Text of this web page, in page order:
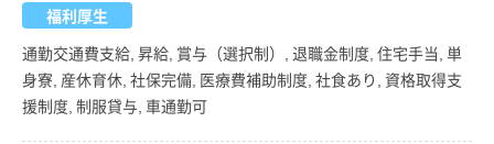
福利厚生
通勤交通費支給, 昇給, 賞与（選択制）, 退職金制度, 住宅手当, 単
身寮, 産休育休, 社保完備, 医療費補助制度, 社食あり, 資格取得支
援制度, 制服貸与, 車通勤可